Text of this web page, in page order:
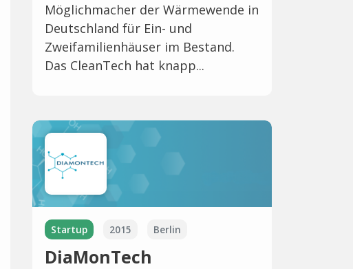
Möglichmacher der Wärmewende in
Deutschland für Ein- und
Zweifamilienhäuser im Bestand.
Das CleanTech hat knapp...
Startup 2015 Berlin
DiaMonTech